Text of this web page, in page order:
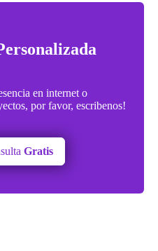
en internet o
por favor, escribenos!
Gratis